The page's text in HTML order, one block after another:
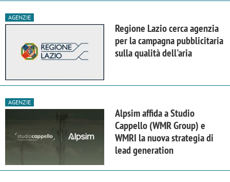
AGENZIE
Regione Lazio cerca agenzia
per la campagna pubblicitaria
sulla qualità dell'aria
AGENZIE
Alpsim affida a Studio
Cappello (WMR Group) e
WMRI la nuova strategia di
lead generation